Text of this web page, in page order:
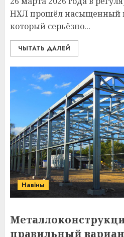
НХЛ прошёл насыщенный
который серьёзно...
ЧЫТАТЬ ДАЛЕЙ
Навіны
правильный